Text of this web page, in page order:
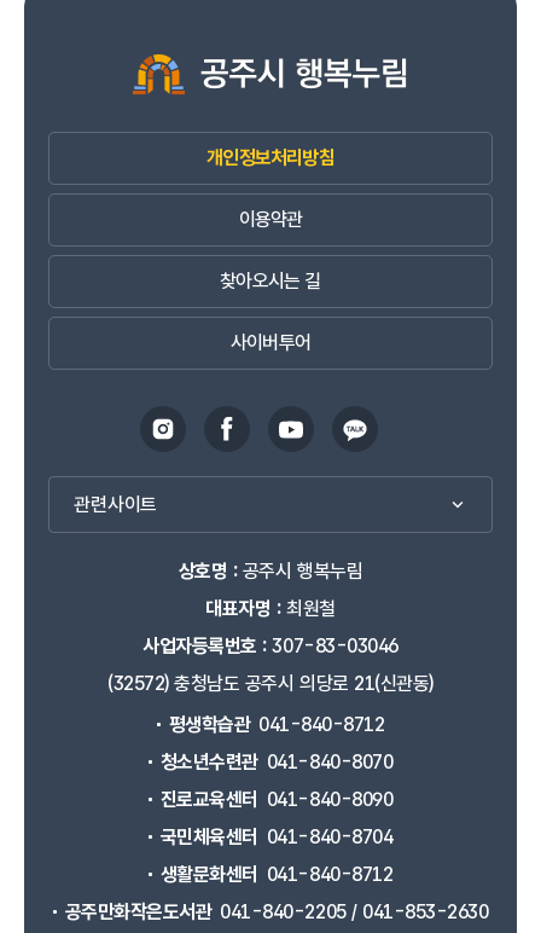
개인정보처리방침
이용약관
찾아오시는 길
사이버투어
관련사이트
상호명 :공주시 행복누림
대표자명 :최원철
사업자등록번호 :307-83-03046
(32572) 충청남도 공주시 의당로 21(신관동)
평생학습관 041-840-8712
청소년수련관 041-840-8070
진로교육센터
041-840-8090
국민체육센터
041-840-8704
생활문화센터
041-840-8712
공주만화작은도서관 041-840-2205 / 041-853-2630